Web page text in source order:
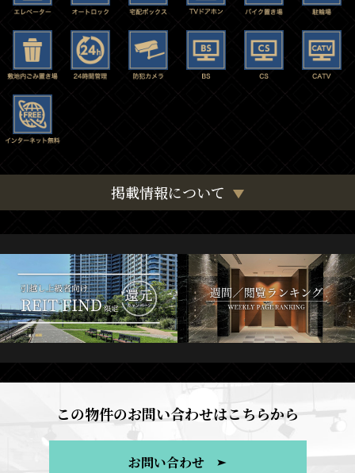
掲載情報について
この物件のお問い合わせはこちらから
お問い合わせ